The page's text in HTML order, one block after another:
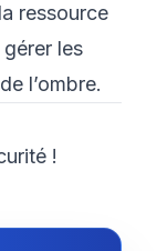
ressource
les
l’ombre.
!